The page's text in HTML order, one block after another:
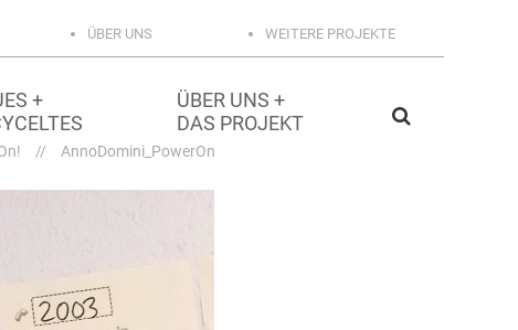
WEITERE PROJEKTE
ÜBER UNS
+
ÜBER UNS +
DAS PROJEKT
// AnnoDomini_PowerOn